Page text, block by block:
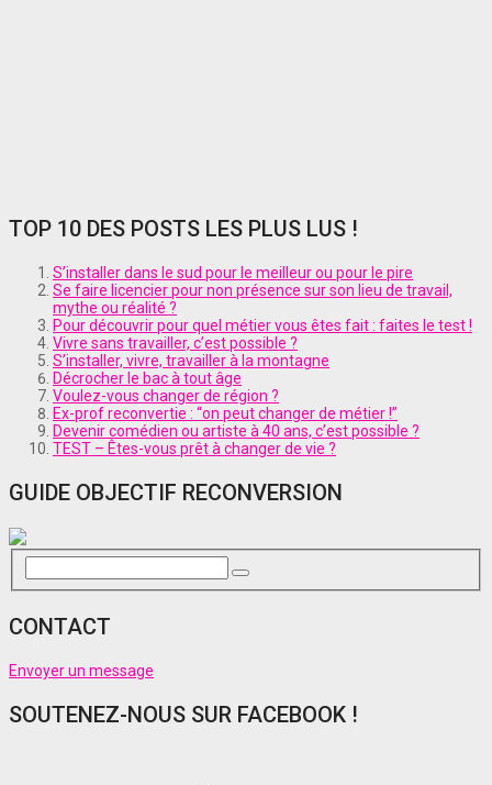
TOP 10 DES POSTS LES PLUS LUS !
S’installer dans le sud pour le meilleur ou pour le pire
Se faire licencier pour non présence sur son lieu de travail,
mythe ou réalité ?
Pour découvrir pour quel métier vous êtes fait : faites le test !
Vivre sans travailler, c’est possible ?
S’installer, vivre, travailler à la montagne
Décrocher le bac à tout âge
Voulez-vous changer de région ?
Ex-prof reconvertie : “on peut changer de métier !”
Devenir comédien ou artiste à 40 ans, c’est possible ?
TEST – Êtes-vous prêt à changer de vie ?
GUIDE OBJECTIF RECONVERSION
CONTACT
Envoyer un message
SOUTENEZ-NOUS SUR FACEBOOK !